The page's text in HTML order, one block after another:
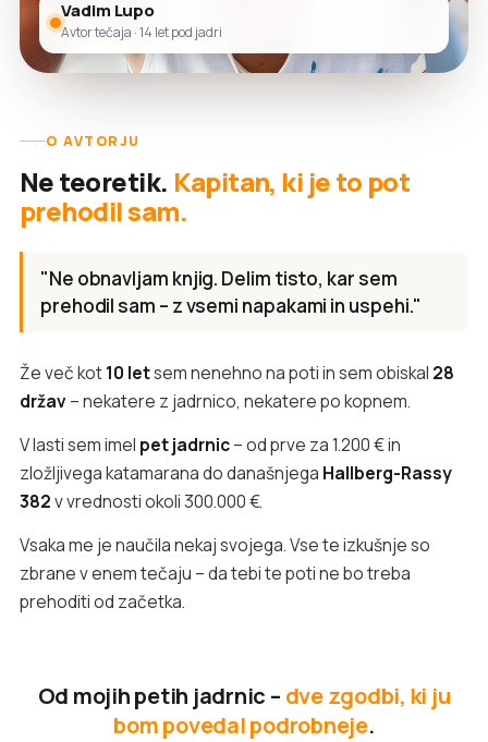
Vadim Lupo
Avtor tečaja · 14 let pod jadri
O AVTORJU
Ne teoretik. Kapitan, ki je to pot
prehodil sam.
"Ne obnavljam knjig. Delim tisto, kar sem
prehodil sam – z vsemi napakami in uspehi."
Že več kot10 letsem nenehno na poti in sem obiskal 28
držav– nekatere z jadrnico, nekatere po kopnem.
V lasti sem imel pet jadrnic– od prve za 1.200 € in
zložljivega katamarana do današnjega Hallberg-Rassy
382v vrednosti okoli 300.000 €.
Vsaka me je naučila nekaj svojega. Vse te izkušnje so
zbrane v enem tečaju – da tebi te poti ne bo treba
prehoditi od začetka.
Od mojih petih jadrnic – dve zgodbi, ki ju
bom povedal podrobneje.